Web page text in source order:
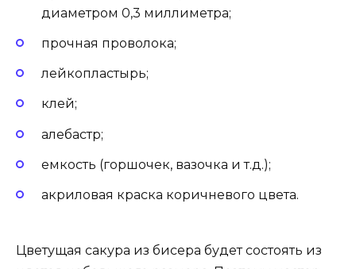
диаметром 0,3 миллиметра;
прочная проволока;
лейкопластырь;
клей;
алебастр;
емкость (горшочек, вазочка и т.д.);
акриловая краска коричневого цвета.
Цветущая сакура из бисера будет состоять из